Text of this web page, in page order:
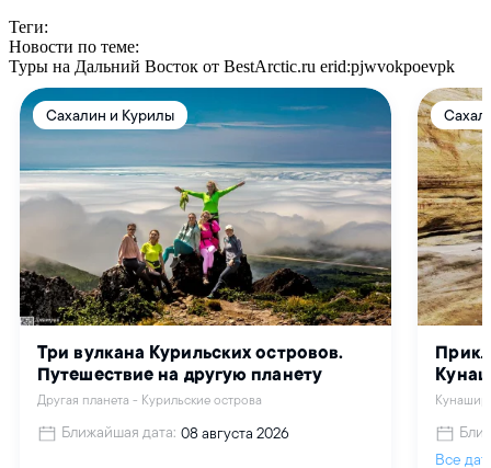
Теги:
Новости по теме:
Туры на Дальний Восток от BestArctic.ru erid:pjwvokpoevpk